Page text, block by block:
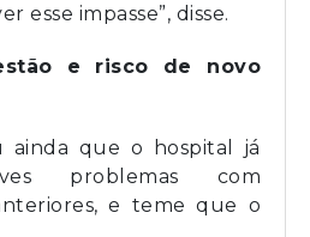
esse impasse”, disse.
e risco de novo
ainda que o hospital já
problemas com
e teme que o